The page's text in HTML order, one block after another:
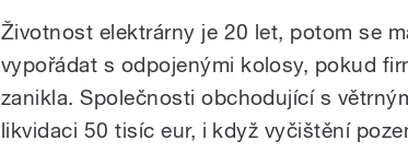
Životnost elektrárny je 20 let, potom se
vypořádat s odpojenými kolosy, pokud
zanikla. Společnosti obchodující s
likvidaci 50 tisíc eur, i když vyčištění